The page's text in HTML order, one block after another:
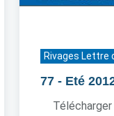
Rivages Lettre
77 - Eté